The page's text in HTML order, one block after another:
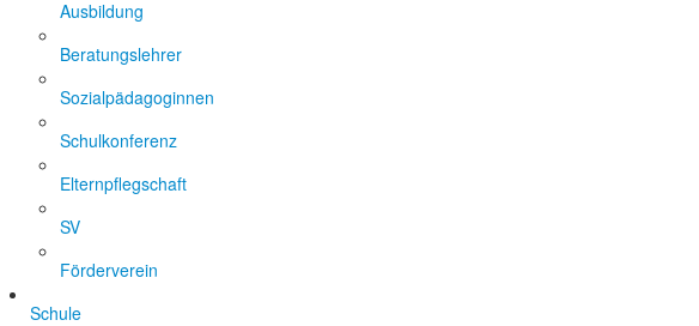
Ausbildung
Beratungslehrer
Sozialpädagoginnen
Schulkonferenz
Elternpflegschaft
SV
Förderverein
Schule